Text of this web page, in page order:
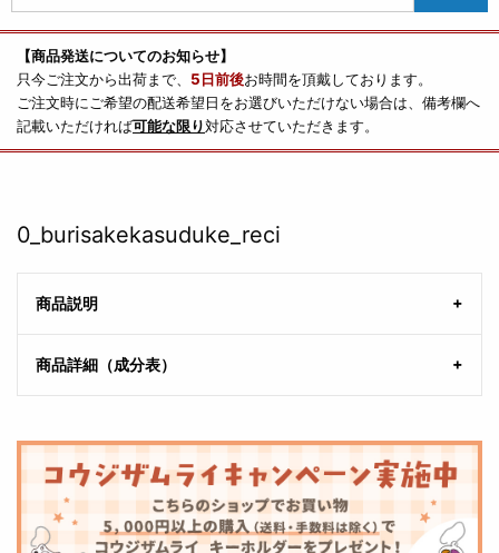
【商品発送についてのお知らせ】
只今ご注文から出荷まで、 5日前後お時間を頂戴しております。
ご注文時にご希望の配送希望日をお選びいただけない場合は、備考欄へ
記載いただければ可能な限り対応させていただきます。
0_burisakekasuduke_reci
商品説明
商品詳細（成分表）